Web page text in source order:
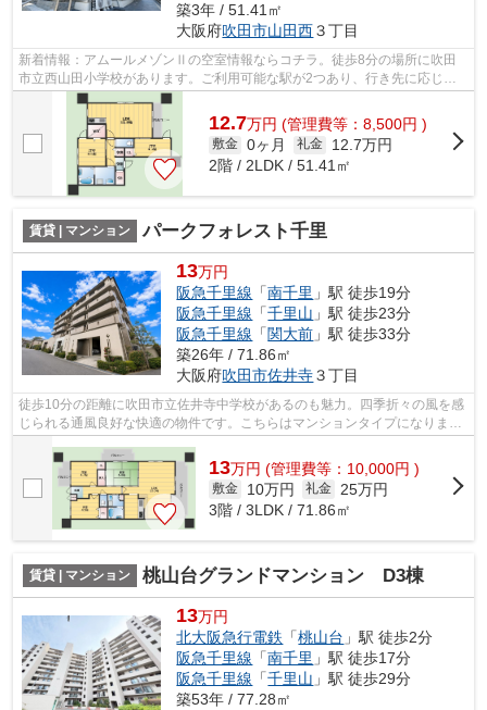
築3年 / 51.41㎡
大阪府吹田市山田西３丁目
新着情報：アムールメゾンⅡの空室情報ならコチラ。徒歩8分の場所に吹田
市立西山田小学校があります。ご利用可能な駅が2つあり、行き先に応じて
乗車駅の使い分けができます。こちらの物...
12.7万円 (管理費等：8,500円 )
敷金 0ヶ月 礼金
12.7万円
2階 / 2LDK / 51.41㎡
賃貸 | マンション パークフォレスト千里
13万円
阪急千里線 「南千里 」駅 徒歩19分
阪急千里線 「千里山 」駅 徒歩23分
阪急千里線 「関大前 」駅 徒歩33分
築26年 / 71.86㎡
大阪府吹田市佐井寺３丁目
徒歩10分の距離に吹田市立佐井寺中学校があるのも魅力。四季折々の風を感
じられる通風良好な快適の物件です。こちらはマンションタイプになりま
13万円 (管理費等：10,000円 )
敷金 10万円 礼金
25万円
3階 / 3LDK / 71.86㎡
賃貸 | マンション 桃山台グランドマンション D3棟
13万円
北大阪急行電鉄 「桃山台 」駅 徒歩2分
阪急千里線 「南千里 」駅 徒歩17分
阪急千里線 「千里山 」駅 徒歩29分
築53年 / 77.28㎡